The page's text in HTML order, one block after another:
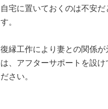
自宅に置いておくのは不安
す。
復縁工作により妻との関係
は、アフターサポートを設
ださい。